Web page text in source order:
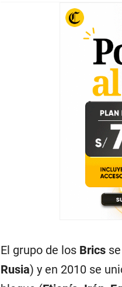
El grupo de los Bricsse
Rusia) y en 2010 se